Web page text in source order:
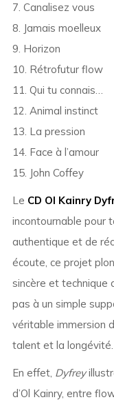
7. Canalisez vous
8. Jamais moelleux
9. Horizon
10. Rétrofutur flow
11. Qui tu connais…
12. Animal instinct
13. La pression
14. Face à l’amour
15. John Coffey
Le CD Ol Kainry
incontournable pour
authentique et de
écoute, ce projet
sincère et technique
pas à un simple
véritable immersion
talent et la longévité.
En effet, Dyfrey
d’Ol Kainry, entre